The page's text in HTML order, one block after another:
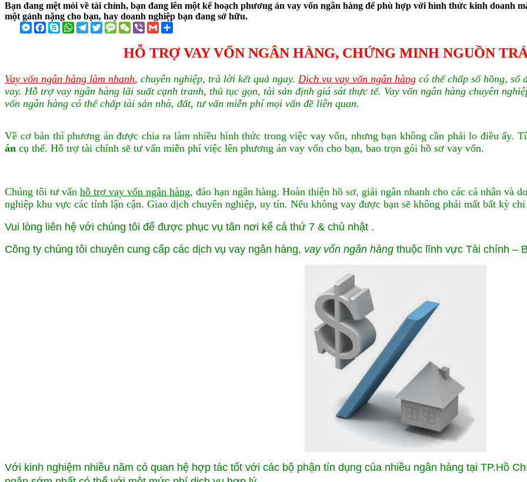
Bạn đang mệt mỏi về tài chính, bạn đang lên một kế hoạch phương án vay vốn ngân hàng để phù hợp với hình thức kinh doanh
một gánh nặng cho bạn, hay doanh nghiệp bạn đang sở hữu.
Messenger
Facebook
SkypeWhatsApp
Telegram
TwitterMessage
WeChat
ViberGmail
HỖ TRỢ VAY VỐN NGÂN HÀNG, CHỨNG MINH NGUỒN
Vay vốn ngân hàng làm nhanh, chuyên nghiệp, trả lời kết quả ngay. Dịch vụ vay vốn ngân hàng có thế chấp sổ hồng,
vay. Hỗ trợ vay ngân hàng lãi suất cạnh tranh, thủ tục gọn, tài sản định giá sát thực tế. Vay vốn ngân hàng chuyên
vốn ngân hàng có thế chấp tài sản nhà, đất, tư vấn miễn phí mọi vấn đề liên quan.
Về cơ bản thì phương án được chia ra làm nhiều hình thức trong việc vay vốn, nhưng bạn không cần phải lo điều ấy.
án cụ thể. Hỗ trợ tài chính sẽ tư vấn miễn phí việc lên phương án vay vốn cho bạn, bao trọn gói hồ sơ vay vốn.
Chúng tôi tư vấn hỗ trợ vay vốn ngân hàng, đáo hạn ngân hàng. Hoàn thiện hồ sơ, giải ngân nhanh cho các cá nhân và
nghiệp khu vực các tỉnh lận cận. Giao dịch chuyên nghiệp, uy tín. Nếu không vay được bạn sẽ không phải mất bất kỳ
Vui lòng liên hệ với chúng tôi để được phục vụ tân nơi kể cả thứ 7 & chủ nhật .
Công ty chúng tôi chuyên cung cấp các dịch vụ vay ngân hàng, vay vốn ngân hàng thuộc lĩnh vực Tài chính –
Với kinh nghiệm nhiều năm có quan hệ hợp tác tốt với các bộ phận tín dụng của nhiều ngân hàng tại TP.Hồ